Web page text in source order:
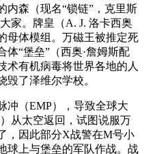
内森（现名“锁链”，克里斯
家。牌皇（A. J. 洛卡西奥
母体模组。万磁王被推定死
“堡垒”（西奥·詹姆斯配
术有机病毒将世界各地的人
了泽维尔学校。
冲（EMP），导致全球大
从太空返回，试图说服万
，因此部分X战警在M号小
球上与堡垒的军队作战。战